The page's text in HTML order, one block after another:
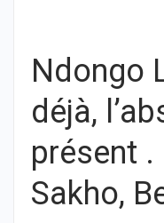
Ndongo
déjà,
présent
Sakho,